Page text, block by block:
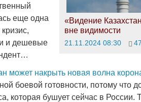
«Видение
вне видимости
21.11.2024 08:30
еще одна
и дешевые
может накрыть новая волна
боевой готовности, потому что
которая бушует сейчас в России.